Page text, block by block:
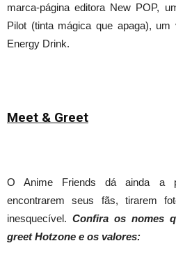
marca-página editora New POP,
Pilot (tinta mágica que apaga),
Energy Drink.
Meet & Greet
O Anime Friends dá ainda a
encontrarem seus fãs, tirarem
inesquecível.Confira os nomes
greet Hotzone e os valores: